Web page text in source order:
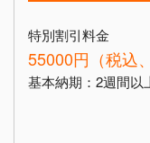
特別割引料金
55000円（税込
基本納期：2週間以